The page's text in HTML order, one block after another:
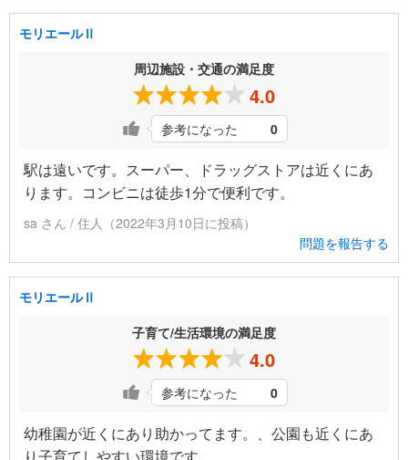
モリエールⅡ
周辺施設・交通の満足度
4.0
参考になった 0
駅は遠いです。スーパー、ドラッグストアは近くにあ
ります。コンビニは徒歩1分で便利です。
sa さん / 住人（2022年3月10日に投稿）
問題を報告する
モリエールⅡ
子育て/生活環境の満足度
4.0
参考になった 0
幼稚園が近くにあり助かってます。、公園も近くにあ